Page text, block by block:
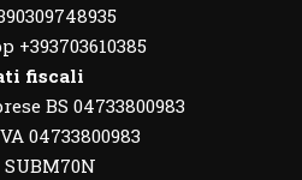
+393703610385
fiscali
BS 04733800983
04733800983
SUBM70N